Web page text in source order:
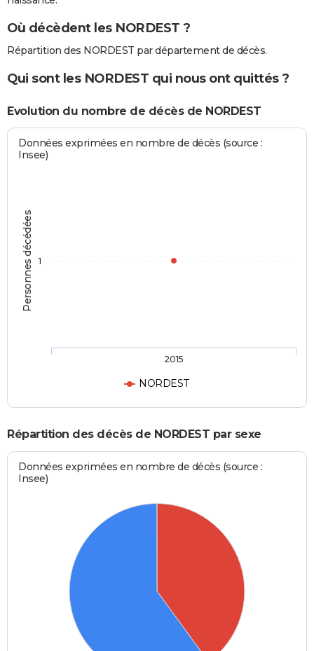
Où décèdent les NORDEST ?
Répartition des NORDEST par département de décès.
Qui sont les NORDEST qui nous ont quittés ?
Evolution du nombre de décès de NORDEST
Personnes décédées
Données exprimées en nombre de décès (source :
Insee)
NORDEST
2015
1
Répartition des décès de NORDEST par sexe
Données exprimées en nombre de décès (source :
Insee)